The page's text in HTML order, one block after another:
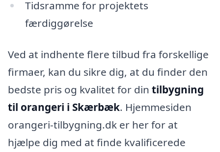
Tidsramme for projektets
færdiggørelse
Ved at indhente flere tilbud fra forskellige
firmaer, kan du sikre dig, at du finder den
bedste pris og kvalitet for din tilbygning
til orangeri i Skærbæk. Hjemmesiden
orangeri-tilbygning.dk er her for at
hjælpe dig med at finde kvalificerede